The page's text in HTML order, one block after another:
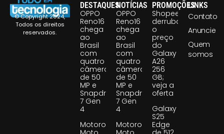
© Copyright 2024,
Todos os direitos
reservados.
DESTAQUES
OPPO
Reno16
chega
ao
Brasil
com
quatro
câmeras
de 50
MP e
Snapdragon
7 Gen
4
Motorola
NOTÍCIAS
OPPO
Reno16
chega
ao
Brasil
com
quatro
câmeras
de 50
MP e
Snapdragon
7 Gen
4
Motorola
PROMOÇÕES
Shopee
derruba
o
preço
do
Galaxy
A26
256
GB;
veja a
oferta
Galaxy
S25
Edge
LINKS
Contato
Anuncie
Quem
somos